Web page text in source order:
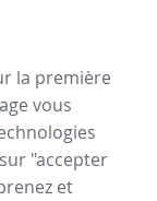
la première
vous
"accepter
et